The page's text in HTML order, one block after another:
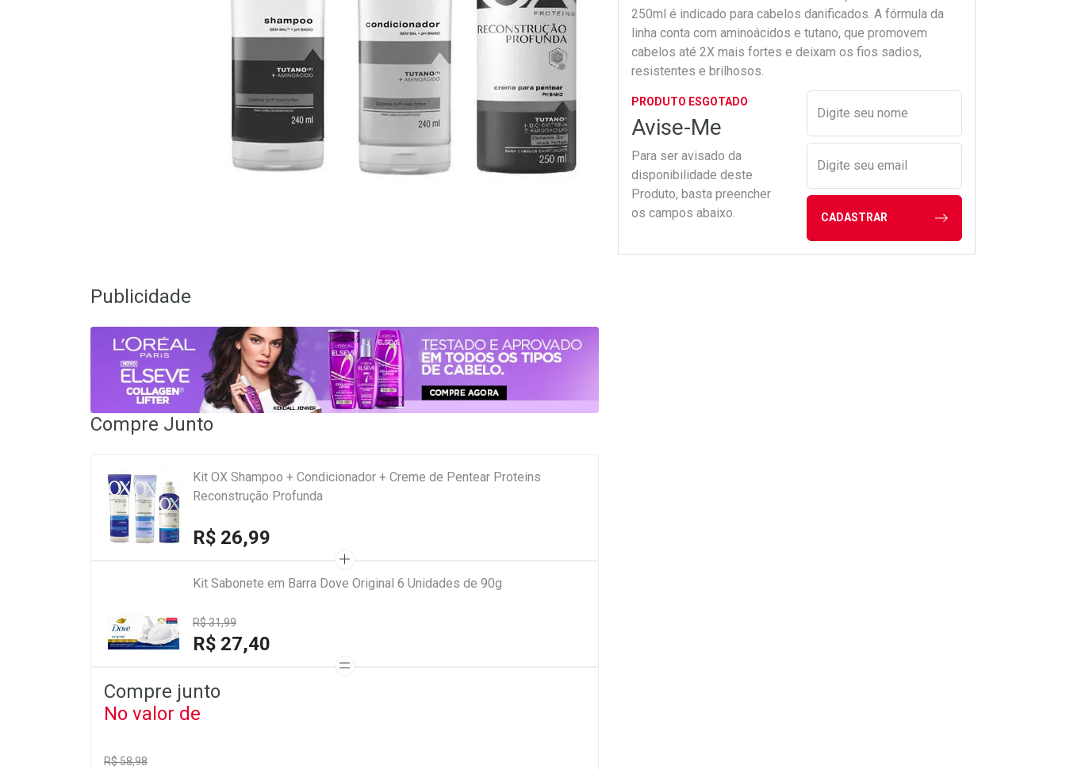
250ml é indicado para cabelos danificados. A fórmula da
linha conta com aminoácidos e tutano, que promovem
cabelos até 2X mais fortes e deixam os fios sadios,
resistentes e brilhosos.
PRODUTO ESGOTADO
Avise-Me
Para ser avisado da
disponibilidade deste
Produto, basta preencher
os campos abaixo.
Preencher nome e email
Digite seu nome
Digite seu email
CADASTRAR
Publicidade
Compre Junto
Kit OX Shampoo + Condicionador + Creme de Pentear Proteins
Reconstrução Profunda
R$ 26,99
Kit Sabonete em Barra Dove Original 6 Unidades de 90g
R$ 31,99
R$ 27,40
Compre junto
No valor de
R$ 58,98